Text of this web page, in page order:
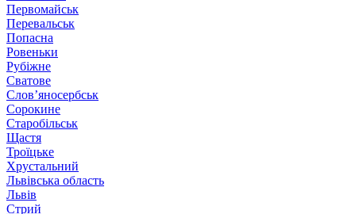
Первомайськ
Перевальськ
Попасна
Ровеньки
Рубіжне
Сватове
Слов’яносербськ
Сорокине
Старобільськ
Щастя
Троїцьке
Хрустальний
Львівська область
Львів
Стрий